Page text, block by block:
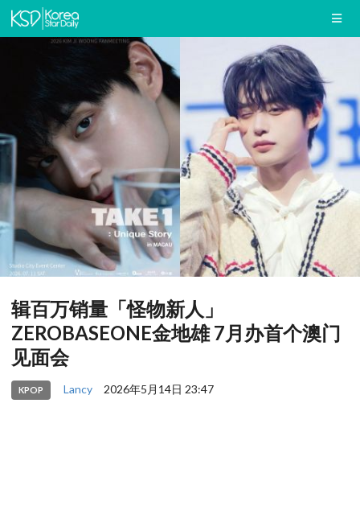
辑百万销量「怪物新人」
ZEROBASEONE金地雄 7月办首个澳门
见面会
KPOP Lancy 2026年5月14日 23:47